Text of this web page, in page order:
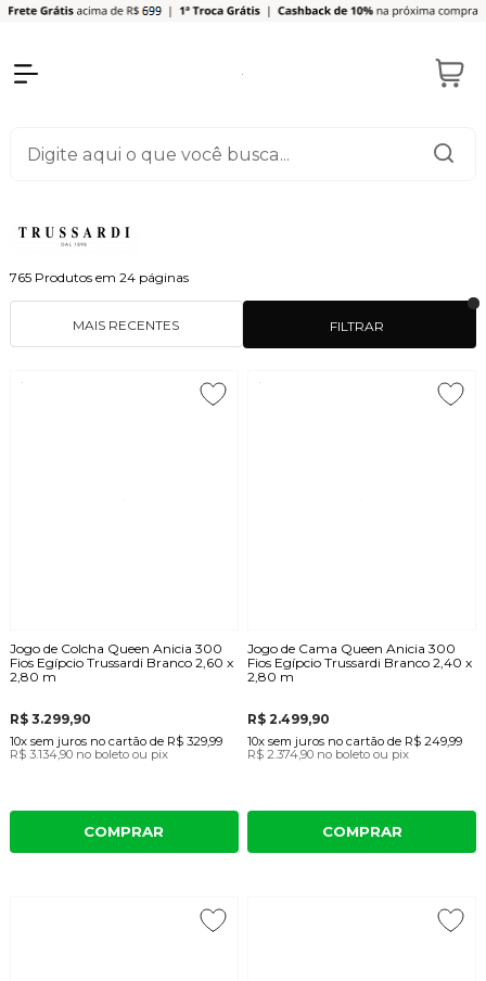
765 Produtos em 24 páginas
FILTRAR
MAIS RECENTES
Jogo de Colcha Queen Anicia 300
Fios Egípcio Trussardi Branco 2,60 x
2,80 m
R$ 3.299,90
10x sem juros no cartãode R$ 329,99
R$ 3.134,90 no boleto ou pix
COMPRAR
Jogo de Cama Queen Anicia 300
Fios Egípcio Trussardi Branco 2,40 x
2,80 m
R$ 2.499,90
10x sem juros no cartão de R$ 249,99
R$ 2.374,90 no boleto ou pix
COMPRAR